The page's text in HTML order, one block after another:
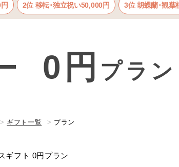
2位 移転･独立祝い50,000円 3位 胡蝶蘭･観葉
0円 プラン
ギフト一覧 プラン